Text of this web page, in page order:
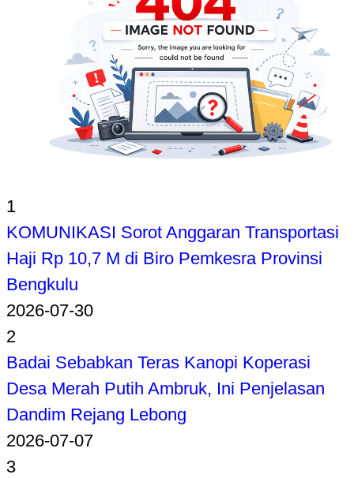
1
KOMUNIKASI Sorot Anggaran Transportasi
Haji Rp 10,7 M di Biro Pemkesra Provinsi
Bengkulu
2026-07-30
2
Badai Sebabkan Teras Kanopi Koperasi
Desa Merah Putih Ambruk, Ini Penjelasan
Dandim Rejang Lebong
2026-07-07
3